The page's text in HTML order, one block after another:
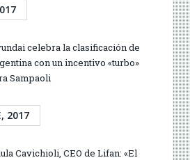
celebra la clasificación de
con un incentivo «turbo»
Sampaoli
2017
Cavichioli, CEO de Lifan: «El